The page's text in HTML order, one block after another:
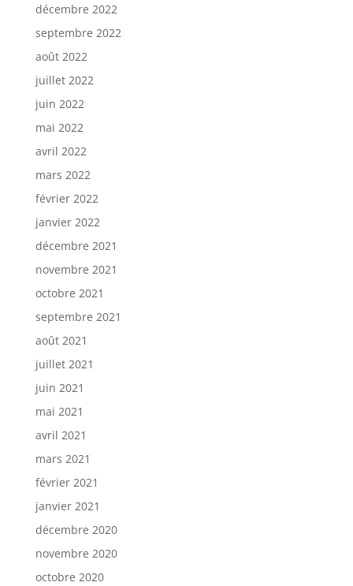
décembre 2022
septembre 2022
août 2022
juillet 2022
juin 2022
mai 2022
avril 2022
mars 2022
février 2022
janvier 2022
décembre 2021
novembre 2021
octobre 2021
septembre 2021
août 2021
juillet 2021
juin 2021
mai 2021
avril 2021
mars 2021
février 2021
janvier 2021
décembre 2020
novembre 2020
octobre 2020